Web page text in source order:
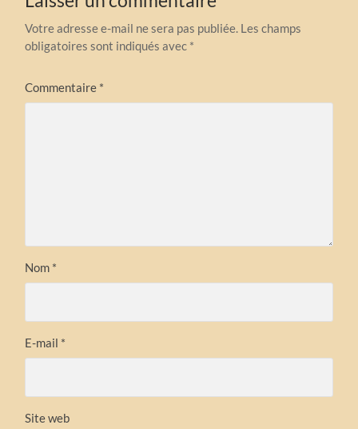
Votre adresse e-mail ne sera pas publiée. Les champs
obligatoires sont indiqués avec *
Commentaire *
Nom *
E-mail *
Site web